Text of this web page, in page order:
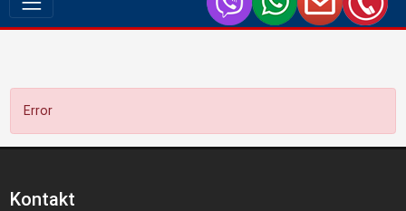
Error
Kontakt